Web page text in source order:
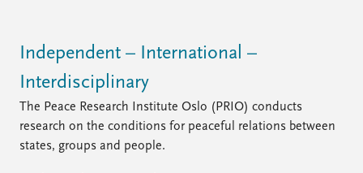
Independent – International –
Interdisciplinary
The Peace Research Institute Oslo (PRIO) conducts
research on the conditions for peaceful relations between
states, groups and people.